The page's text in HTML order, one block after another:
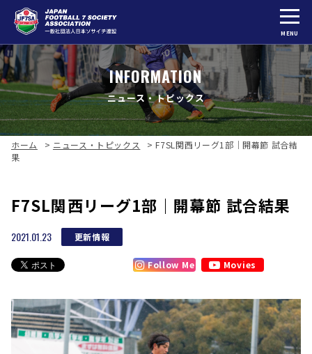
MENU
INFORMATION
ニュース・トピックス
ホーム > ニュース・トピックス >F7SL関西リーグ1部｜開幕節 試合結
果
F7SL関西リーグ1部｜開幕節 試合結果
2021.01.23 更新情報
Follow Me Movies